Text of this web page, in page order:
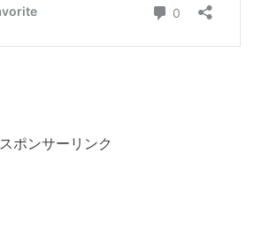
スポンサーリンク